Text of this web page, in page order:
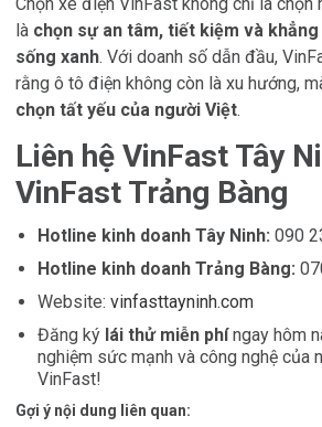
Chọn xe điện VinFast không chỉ là chọn
là chọn sự an tâm, tiết kiệm và
sống xanh. Với doanh số dẫn đầu,
rằng ô tô điện không còn là xu hướng,
chọn tất yếu của người Việt.
Liên hệ VinFast Tây
VinFast Trảng Bàng
Hotline kinh doanh Tây Ninh: 090
Hotline kinh doanh Trảng Bàng:
Website:vinfasttayninh.com
Đăng ký lái thử miễn phíngay hôm
nghiệm sức mạnh và công nghệ của
VinFast!
Gợi ý nội dung liên quan: